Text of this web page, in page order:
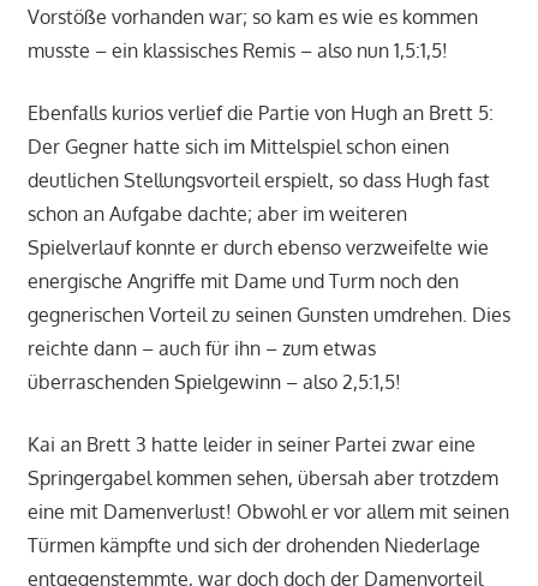
Vorstöße vorhanden war; so kam es wie es kommen
musste – ein klassisches Remis – also nun 1,5:1,5!
Ebenfalls kurios verlief die Partie von Hugh an Brett 5:
Der Gegner hatte sich im Mittelspiel schon einen
deutlichen Stellungsvorteil erspielt, so dass Hugh fast
schon an Aufgabe dachte; aber im weiteren
Spielverlauf konnte er durch ebenso verzweifelte wie
energische Angriffe mit Dame und Turm noch den
gegnerischen Vorteil zu seinen Gunsten umdrehen. Dies
reichte dann – auch für ihn – zum etwas
überraschenden Spielgewinn – also 2,5:1,5!
Kai an Brett 3 hatte leider in seiner Partei zwar eine
Springergabel kommen sehen, übersah aber trotzdem
eine mit Damenverlust! Obwohl er vor allem mit seinen
Türmen kämpfte und sich der drohenden Niederlage
entgegenstemmte, war doch doch der Damenvorteil